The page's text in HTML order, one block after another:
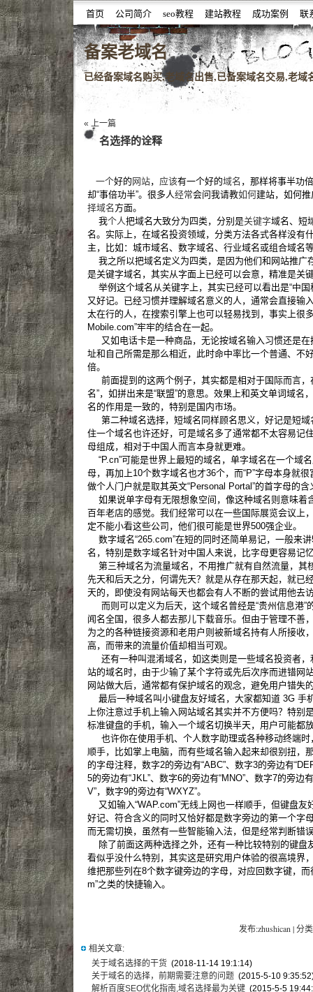
首页 公司简介 seo教程 建站教程 成功案例 联
噆噇已备案域名百度权重域名老域名购买,老域名交易,
备案老域名
已经备案域名购买,老域名出售,已备案域名交易,老
« 上一篇
名选择的诠释
一个好的 网站， 应该有一个好的域名 ，那样将事半功
却“事倍功半”。很多人经常会问我请教如何建站，如何
择域名方面。
我个人把域名大致分为四类，分别是关键字域名、短
名。实际上，在域名投资领域，分类方法各式各样没有
主，比如：城市域名、数字域名、行业域名或组合域名
我之所以把域名定义为四类，是因为他们和网站推广
是关键字域名，其实从字面上已经可以会意，精准是关
举例这个域名从关键字上，其实已经可以看出是“中国
又好记。已经习惯并理解域名意义的人，通常会直接输
太在行的人，在搜索引擎上也可以轻易找到，事实上很
Mobile.com”牢牢的结合在一起。
又如电话卡是一种商品，无论按域名输入习惯还是在
址和自己所需是那么相近，此时命中率比一个普通、不
倍。
前面提到的这两个例子，其实都是相对于国际而言，
名”，如拼出来是“联盟”的意思。效果上和英文单词域名
名的作用是一致的，特别是国内市场。
第二种域名选择，短域名同样顾名思义，好记是短域
住一个域名也许还好，可是域名多了通常都不太容易记
母组成，相对于中国人而言本身就更难。
“P.cn”可能是世界上最短的域名，单字域名在一个域
母，再加上10个数字域名也才36个，而“P”字母本身就
做个人门户就是取其英文“Personal Portal”的首字母的含
如果说单字母有无限想象空间，像这种域名则意味着
百年老店的感觉。我们经常可以在一些国际展览会议上
定不能小看这些公司，他们很可能是世界500强企业。
数字域名“265.com”在短的同时还简单易记，一般来
名，特别是数字域名针对中国人来说，比字母更容易记
第三种域名为流量域名，不用推广就有自然流量，其
先天和后天之分，何谓先天？就是从存在那天起，就已
天的，即使没有网站每天也都会有人不断的尝试用他去
而则可以定义为后天，这个域名曾经是“贵州信息港”
闻名全国，很多人都去那儿下载音乐。但由于管理不善
为之的各种链接资源和老用户则被新域名持有人所接收
高，而带来的流量价值却相当可观。
还有一种叫混淆域名，如这类则是一些域名投资者，
站的域名时，由于少输了某个字符或先后次序而进错网
网站做大后，通常都有保护域名的观念，避免用户错失
最后一种域名叫小键盘友好域名，大家都知道 3G 手
上你注意过手机上输入网站域名其实并不方便吗？特别
标准键盘的手机，输入一个域名切换半天，用户可能都
也许你在使用手机、个人数字助理或各种移动终端时
顺手，比如掌上电脑，而有些域名输入起来却很别扭，
的字母注释，数字2的旁边有“ABC”、数字3的旁边有
5的旁边有“JKL”、数字6的旁边有“MNO”、数字7的旁边
V”，数字9的旁边有“WXYZ”。
又如输入“WAP.com”无线上网也一样顺手，但键盘友
好记、符合含义的同时又恰好都是数字旁边的第一个字
而无需切换，虽然有一些智能输入法，但是经常判断错
除了前面这两种选择之外，还有一种比较特别的键盘
看似乎没什么特别，其实这是研究用户体验的很高境界
维把那些列在8个数字键旁边的字母，对应回数字键，而
m”之类的快捷输入。
发布:zhushican | 分
相关文章:
关于域名选择的干货 (2018-11-14 19:1:14)
关于域名的选择，前期需要注意的问题 (2015-5-10
解析百度SEO优化指南,域名选择最为关键 (2015-5-5